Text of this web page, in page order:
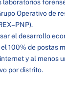
laboratorios
Operativo de
el desarrollo
100% de postas
y al menos
por distrito.